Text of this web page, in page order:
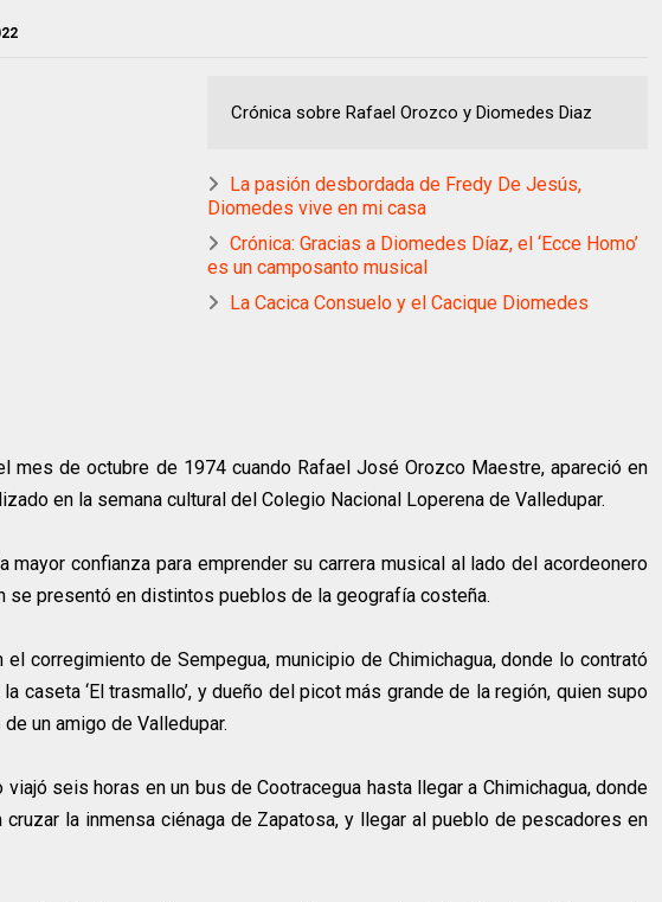
Crónica sobre Rafael Orozco y Diomedes Diaz
La pasión desbordada de Fredy De Jesús,
Diomedes vive en mi casa
Crónica: Gracias a Diomedes Díaz, el ‘Ecce Homo’
es un camposanto musical
La Cacica Consuelo y el Cacique Diomedes
mes de octubre de 1974 cuando Rafael José Orozco Maestre, apareció en
en la semana cultural del Colegio Nacional Loperena de Valledupar.
mayor confianza para emprender su carrera musical al lado del acordeonero
se presentó en distintos pueblos de la geografía costeña.
corregimiento de Sempegua, municipio de Chimichagua, donde lo contrató
caseta ‘El trasmallo’, y dueño del picot más grande de la región, quien supo
un amigo de Valledupar.
seis horas en un bus de Cootracegua hasta llegar a Chimichagua, donde
cruzar la inmensa ciénaga de Zapatosa, y llegar al pueblo de pescadores en